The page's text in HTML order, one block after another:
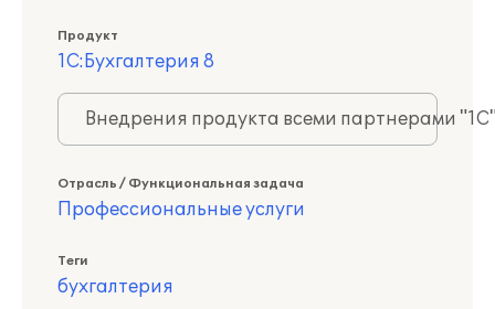
Продукт
1С:Бухгалтерия 8
Внедрения продукта всеми партнерами
Отрасль / Функциональная задача
Профессиональные услуги
Теги
бухгалтерия